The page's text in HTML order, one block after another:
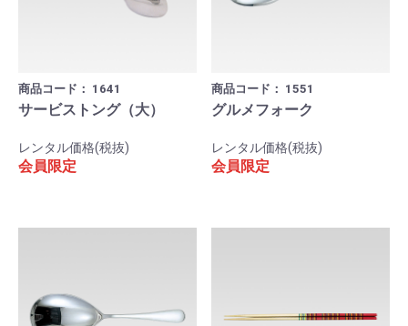
商品コード： 1641
サービストング（大）
レンタル価格(税抜)
会員限定
商品コード： 1551
グルメフォーク
レンタル価格(税抜)
会員限定